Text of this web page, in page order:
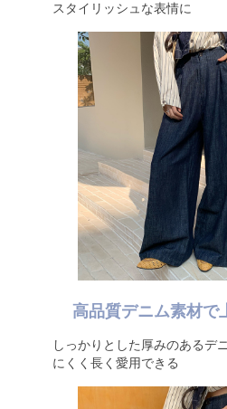
スタイリッシュな表情に
高品質デニム素材で
しっかりとした厚みのあるデ
にくく長く愛用できる